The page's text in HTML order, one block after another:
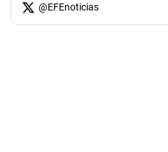
@EFEnoticias